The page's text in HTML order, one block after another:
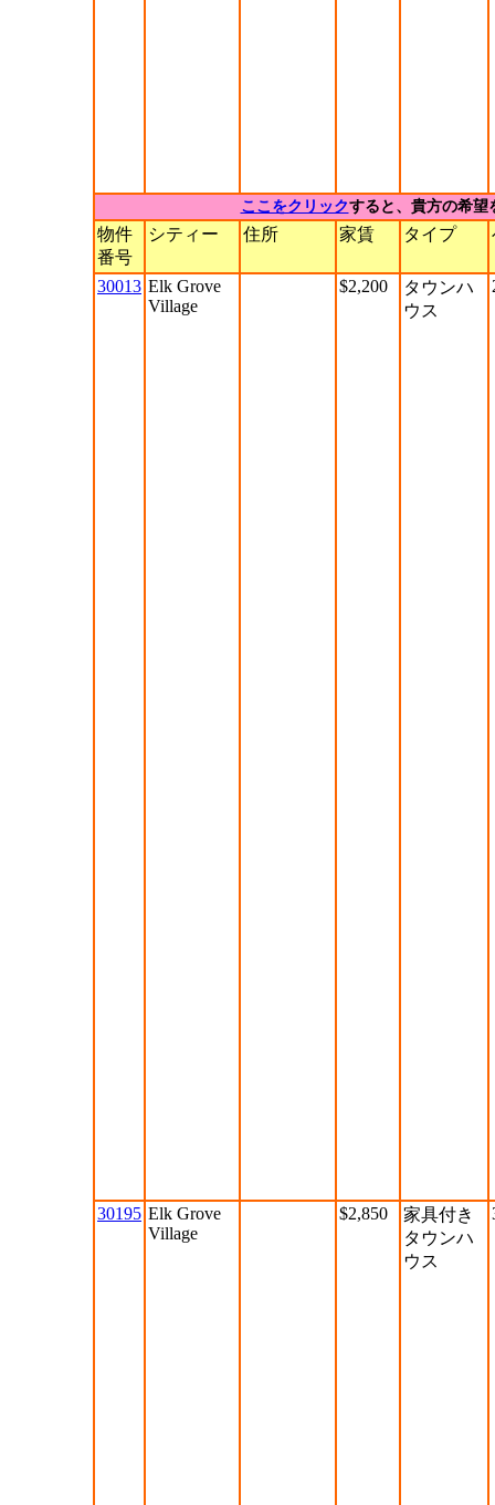
ここをクリックすると、貴方の希望
物件
番号
シティー 住所 家賃 タイプ
30013 Elk Grove
Village
$2,200
タウンハ
ウス
30195 Elk Grove
Village
$2,850
家具付き
タウンハ
ウス